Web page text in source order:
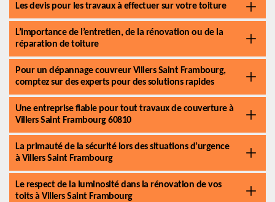
Les devis pour les travaux à effectuer sur votre toiture
L’importance de l’entretien, de la rénovation ou de la
réparation de toiture
Pour un dépannage couvreur Villers Saint Frambourg,
comptez sur des experts pour des solutions rapides
Une entreprise fiable pour tout travaux de couverture à
Villers Saint Frambourg 60810
La primauté de la sécurité lors des situations d’urgence
à Villers Saint Frambourg
Le respect de la luminosité dans la rénovation de vos
toits à Villers Saint Frambourg